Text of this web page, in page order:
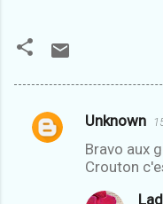
C
Unknown
Bravo aux
Crouton